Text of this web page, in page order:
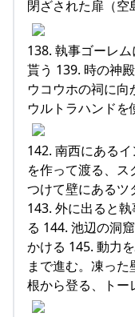
閉ざされた扉（空
138. 執事ゴーレ
貰う 139. 時の神
ウコウホの祠に
ウルトラハンド
142. 南西にある
を作って渡る、
つけて壁にあるツ
143. 外に出ると
る 144. 池辺の洞
かける 145. 動力
まで進む。凍っ
根から登る、トー